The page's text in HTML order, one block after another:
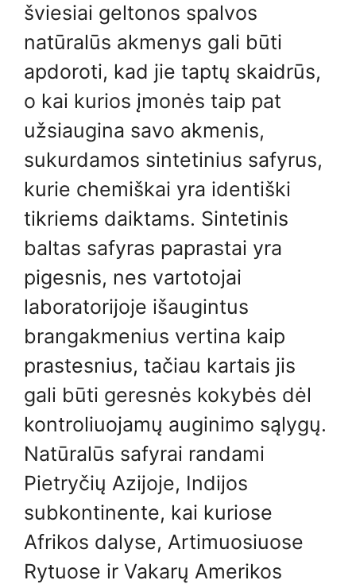
šviesiai geltonos spalvos
natūralūs akmenys gali būti
apdoroti, kad jie taptų skaidrūs,
o kai kurios įmonės taip pat
užsiaugina savo akmenis,
sukurdamos sintetinius safyrus,
kurie chemiškai yra identiški
tikriems daiktams. Sintetinis
baltas safyras paprastai yra
pigesnis, nes vartotojai
laboratorijoje išaugintus
brangakmenius vertina kaip
prastesnius, tačiau kartais jis
gali būti geresnės kokybės dėl
kontroliuojamų auginimo sąlygų.
Natūralūs safyrai randami
Pietryčių Azijoje, Indijos
subkontinente, kai kuriose
Afrikos dalyse, Artimuosiuose
Rytuose ir Vakarų Amerikos